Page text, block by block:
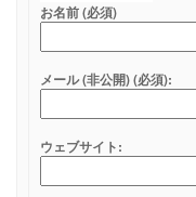
お名前 (必須)
メール (非公開) (必須):
ウェブサイト: